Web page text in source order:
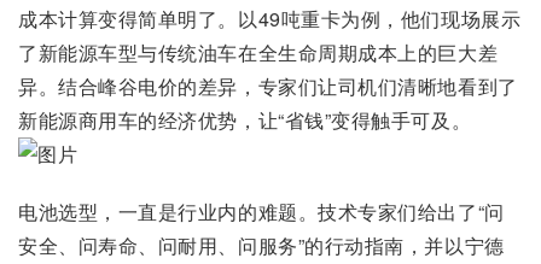
成本计算变得简单明了。以49吨重卡为例，他们现场展示
了新能源车型与传统油车在全生命周期成本上的巨大差
异。结合峰谷电价的差异，专家们让司机们清晰地看到了
新能源商用车的经济优势，让“省钱”变得触手可及。
电池选型，一直是行业内的难题。技术专家们给出了“问
安全、问寿命、问耐用、问服务”的行动指南，并以宁德